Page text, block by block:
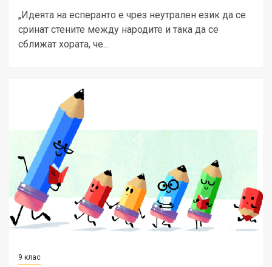
„Идеята на есперанто е чрез неутрален език да се
сринат стените между народите и така да се
сближат хората, че...
9 клас